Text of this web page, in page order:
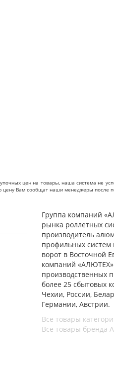
цен на товары, наша система не
Вам сообщат наши менеджеры после
Группа компаний
рынка роллетных
производитель
профильных систем
ворот в Восточной
компаний
производственных
более 25 сбытовых
Чехии, России,
Германии, Австрии.
Все товары
Все товары бренда